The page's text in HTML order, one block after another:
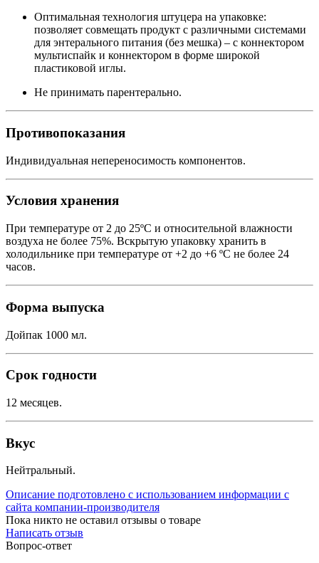
Оптимальная технология штуцера на упаковке:
позволяет совмещать продукт с различными системами
для энтерального питания (без мешка) – с коннектором
мультиспайк и коннектором в форме широкой
пластиковой иглы.
Не принимать парентерально.
Противопоказания
Индивидуальная непереносимость компонентов.
Условия хранения
При температуре от 2 до 25ºС и относительной влажности
воздуха не более 75%. Вскрытую упаковку хранить в
холодильнике при температуре от +2 до +6 ºС не более 24
часов.
Форма выпуска
Дойпак 1000 мл.
Срок годности
12 месяцев.
Вкус
Нейтральный.
Описание подготовлено с использованием информации с
сайта компании-производителя
Пока никто не оставил отзывы о товаре
Написать отзыв
Вопрос-ответ